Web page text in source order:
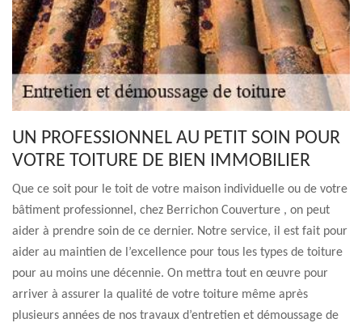
UN PROFESSIONNEL AU PETIT SOIN POUR
VOTRE TOITURE DE BIEN IMMOBILIER
Que ce soit pour le toit de votre maison individuelle ou de votre
bâtiment professionnel, chez Berrichon Couverture , on peut
aider à prendre soin de ce dernier. Notre service, il est fait pour
aider au maintien de l’excellence pour tous les types de toiture
pour au moins une décennie. On mettra tout en œuvre pour
arriver à assurer la qualité de votre toiture même après
plusieurs années de nos travaux d’entretien et démoussage de